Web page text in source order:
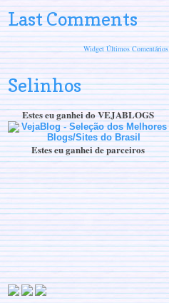
Last Comments
Widget Últimos Comentários
Selinhos
Estes eu ganhei do VEJABLOGS
Estes eu ganhei de parceiros